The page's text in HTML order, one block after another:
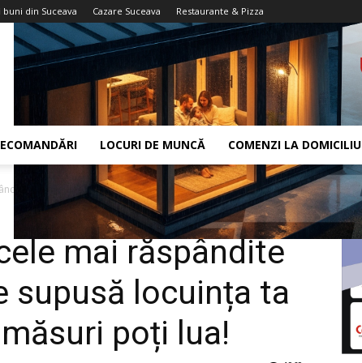
buni din Suceava Cazare Suceava Restaurante & Pizza
LOCURI DE MUNCĂ COMENZI LA DOMICILIU
riscuri la care este supusă...
mai răspândite
supusă locuința ta
poți lua!